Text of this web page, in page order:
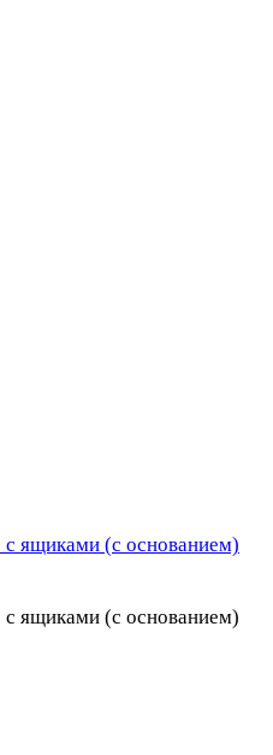
ящиками (с основанием)
ящиками (с основанием)